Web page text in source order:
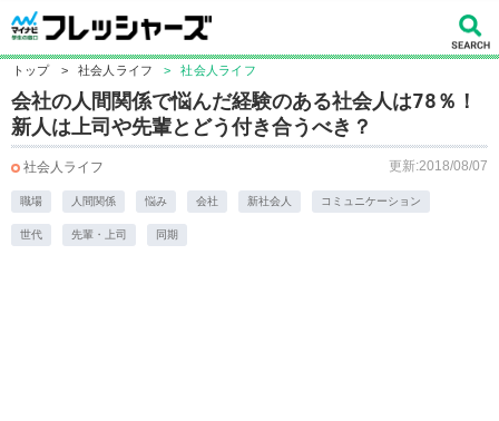
トップ > 社会人ライフ > 社会人ライフ
会社の人間関係で悩んだ経験のある社会人は78％！
新人は上司や先輩とどう付き合うべき？
社会人ライフ 更新:2018/08/07
職場 人間関係 悩み 会社 新社会人 コミュニケーション
世代 先輩・上司 同期